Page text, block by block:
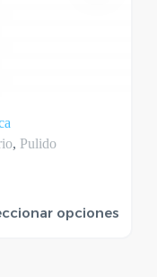
, Pulido
opciones